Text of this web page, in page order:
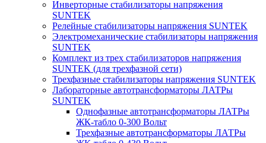
Инверторные стабилизаторы напряжения
SUNTEK
Релейные стабилизаторы напряжения SUNTEK
Электромеханические стабилизаторы напряжения
SUNTEK
Комплект из трех стабилизаторов напряжения
SUNTEK (для трехфазной сети)
Трехфазные стабилизаторы напряжения SUNTEK
Лабораторные автотрансформаторы ЛАТРы
SUNTEK
Однофазные автотрансформаторы ЛАТРы
ЖК-табло 0-300 Вольт
Трехфазные автотрансформаторы ЛАТРы